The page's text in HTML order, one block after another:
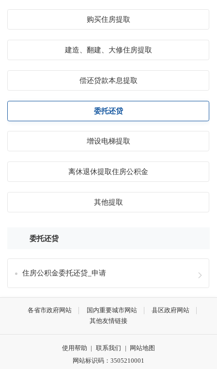
购买住房提取
建造、翻建、大修住房提取
偿还贷款本息提取
委托还贷
增设电梯提取
离休退休提取住房公积金
其他提取
委托还贷
住房公积金委托还贷_申请
各省市政府网站 国内重要城市网站
县区政府网站
其他友情链接
使用帮助 | 联系我们 |
网站地图
网站标识码：3505210001